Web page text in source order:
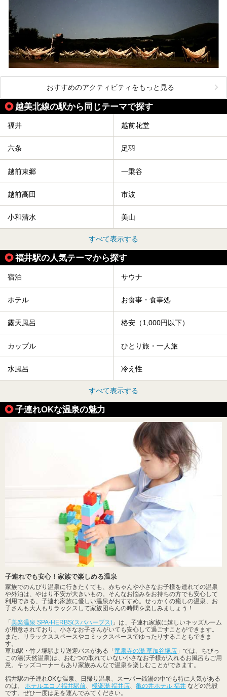
おすすめのアクティビティをもっと見る
越美北線の駅から同じテーマで探す
福井 越前花堂
六条 足羽
越前東郷 一乗谷
越前高田 市波
小和清水 美山
すべて表示する
福井駅の人気テーマから探す
宿泊 サウナ
ホテル お食事・食事処
露天風呂 格安（1,000円以下）
カップル ひとり旅・一人旅
水風呂 冷え性
すべて表示する
子連れOKな温泉の魅力
子連れでも安心！家族で楽しめる温泉
家族でのんびり温泉に行きたくても、赤ちゃんや小さなお子様を連れての温泉
や外泊は、やはり不安が大きいもの。そんなお悩みをお持ちの方でも安心して
利用できる、子連れ家族に優しい温泉がおすすめ。せっかくの癒しの温泉、お
子さんも大人もリラックスして家族団らんの時間を楽しみましょう！
「美楽温泉 SPA-HERBS(スパハーブス) 」は、子連れ家族に嬉しいキッズルーム
が用意されており、小さなお子さんがいても安心して過ごすことができます。
また、リラックススペースやコミックスペースでゆったりすることもできま
す。
草加駅・竹ノ塚駅より送迎バスがある「竜泉寺の湯 草加谷塚店 」では、ちびっ
この湯(天然温泉)は、おむつの取れていない小さなお子様が入れるお風呂もご用
意。キッズコーナーもあり家族みんなで温泉を楽しむことができます。
福井駅の子連れOKな温泉、日帰り温泉、スーパー銭湯の中でも特に人気がある
のは、 ホテルエコノ福井駅前 極楽湯 福井店 亀の井ホテル 福井 などの施設
です。ぜひ一度は足を運んでみてください。